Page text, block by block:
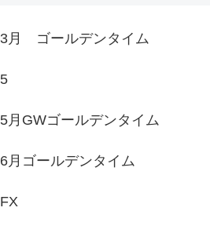
3月 ゴールデンタイム
5
5月GWゴールデンタイム
6月ゴールデンタイム
FX